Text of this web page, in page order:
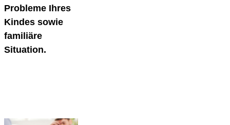
Probleme Ihres
Kindes sowie
familiäre
Situation.